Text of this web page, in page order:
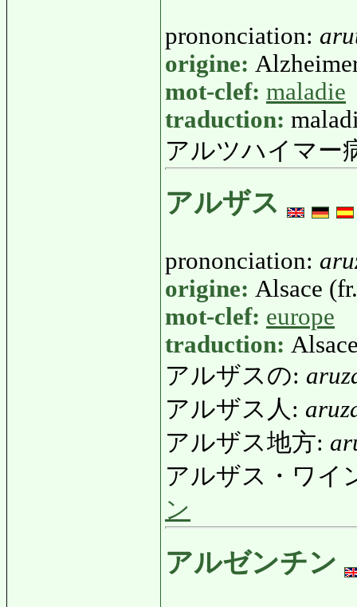
prononciation:
origine:
mot-clef: maladie
traduction:
アルツハイマー
アルザス
prononciation:
origine: Alsace
mot-clef: europe
traduction:
アルザスの:
アルザス人:
アルザス地方:
アルザス・ワイ
ン
アルゼンチン